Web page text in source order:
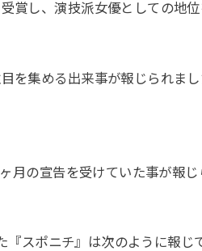
賞し、演技派女優としての地
を集める出来事が報じられまし
月の宣告を受けていた事が報
スポニチ』は次のように報じ